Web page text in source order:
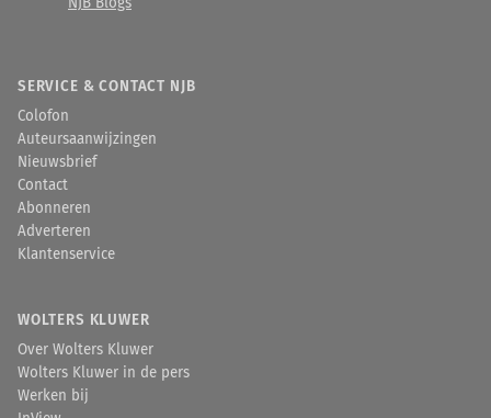
SERVICE & CONTACT NJB
Colofon
Auteursaanwijzingen
Nieuwsbrief
Contact
Abonneren
Adverteren
Klantenservice
WOLTERS KLUWER
Over Wolters Kluwer
Wolters Kluwer in de pers
Werken bij